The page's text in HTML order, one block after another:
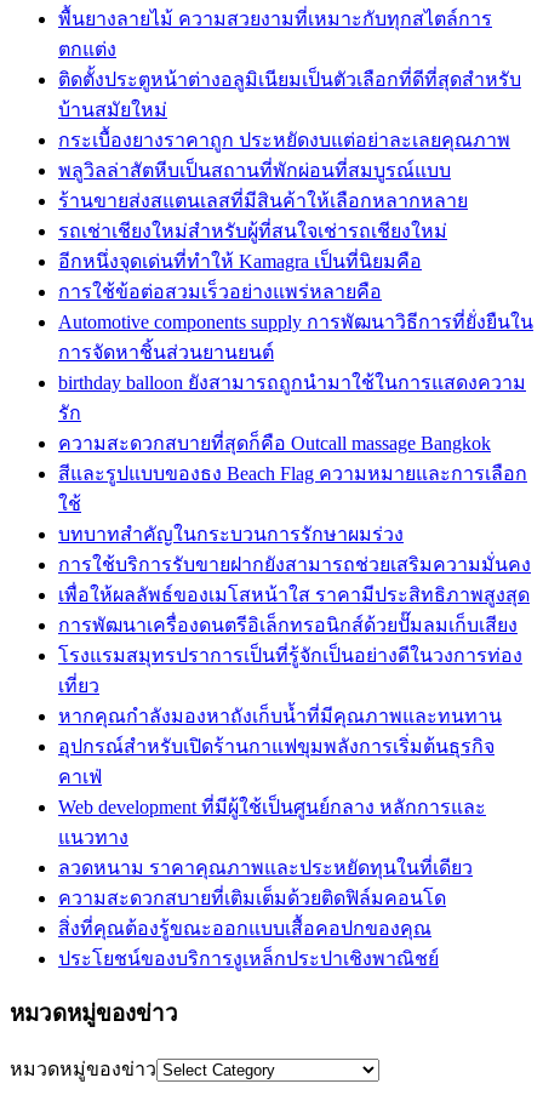
พื้นยางลายไม้ ความสวยงามที่เหมาะกับทุกสไตล์การ
ตกแต่ง
ติดตั้งประตูหน้าต่างอลูมิเนียมเป็นตัวเลือกที่ดีที่สุดสำหรับ
บ้านสมัยใหม่
กระเบื้องยางราคาถูก ประหยัดงบแต่อย่าละเลยคุณภาพ
พลูวิลล่าสัตหีบเป็นสถานที่พักผ่อนที่สมบูรณ์แบบ
ร้านขายส่งสแตนเลสที่มีสินค้าให้เลือกหลากหลาย
รถเช่าเชียงใหม่สำหรับผู้ที่สนใจเช่ารถเชียงใหม่
อีกหนึ่งจุดเด่นที่ทำให้ Kamagra เป็นที่นิยมคือ
การใช้ข้อต่อสวมเร็วอย่างแพร่หลายคือ
Automotive components supply การพัฒนาวิธีการที่ยั่งยืนใน
การจัดหาชิ้นส่วนยานยนต์
birthday balloon ยังสามารถถูกนำมาใช้ในการแสดงความ
รัก
ความสะดวกสบายที่สุดก็คือ Outcall massage Bangkok
สีและรูปแบบของธง Beach Flag ความหมายและการเลือก
ใช้
บทบาทสำคัญในกระบวนการรักษาผมร่วง
การใช้บริการรับขายฝากยังสามารถช่วยเสริมความมั่นคง
เพื่อให้ผลลัพธ์ของเมโสหน้าใส ราคามีประสิทธิภาพสูงสุด
การพัฒนาเครื่องดนตรีอิเล็กทรอนิกส์ด้วยปั๊มลมเก็บเสียง
โรงแรมสมุทรปราการเป็นที่รู้จักเป็นอย่างดีในวงการท่อง
เที่ยว
หากคุณกำลังมองหาถังเก็บน้ำที่มีคุณภาพและทนทาน
อุปกรณ์สำหรับเปิดร้านกาแฟขุมพลังการเริ่มต้นธุรกิจ
คาเฟ่
Web development ที่มีผู้ใช้เป็นศูนย์กลาง หลักการและ
แนวทาง
ลวดหนาม ราคาคุณภาพและประหยัดทุนในที่เดียว
ความสะดวกสบายที่เติมเต็มด้วยติดฟิล์มคอนโด
สิ่งที่คุณต้องรู้ขณะออกแบบเสื้อคอปกของคุณ
ประโยชน์ของบริการงูเหล็กประปาเชิงพาณิชย์
หมวดหมู่ของข่าว
หมวดหมู่ของข่าว